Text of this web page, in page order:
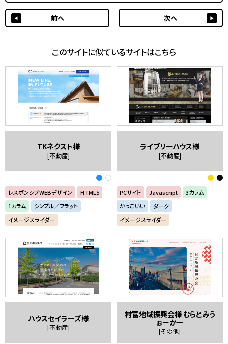
前へ 次へ
このサイトに似ているサイトはこちら
TKネクスト様
[不動産]
レスポンシブWEBデザイン
HTML5
1カラム
シンプル／フラット
イメージスライダー
ライブリーハウス様
[不動産]
PCサイト Javascript
3カラム
かっこいい
ダーク
イメージスライダー
ハウスセイラーズ様
[不動産]
村富地域振興会様 むらとみう
ぉーかー
[その他]